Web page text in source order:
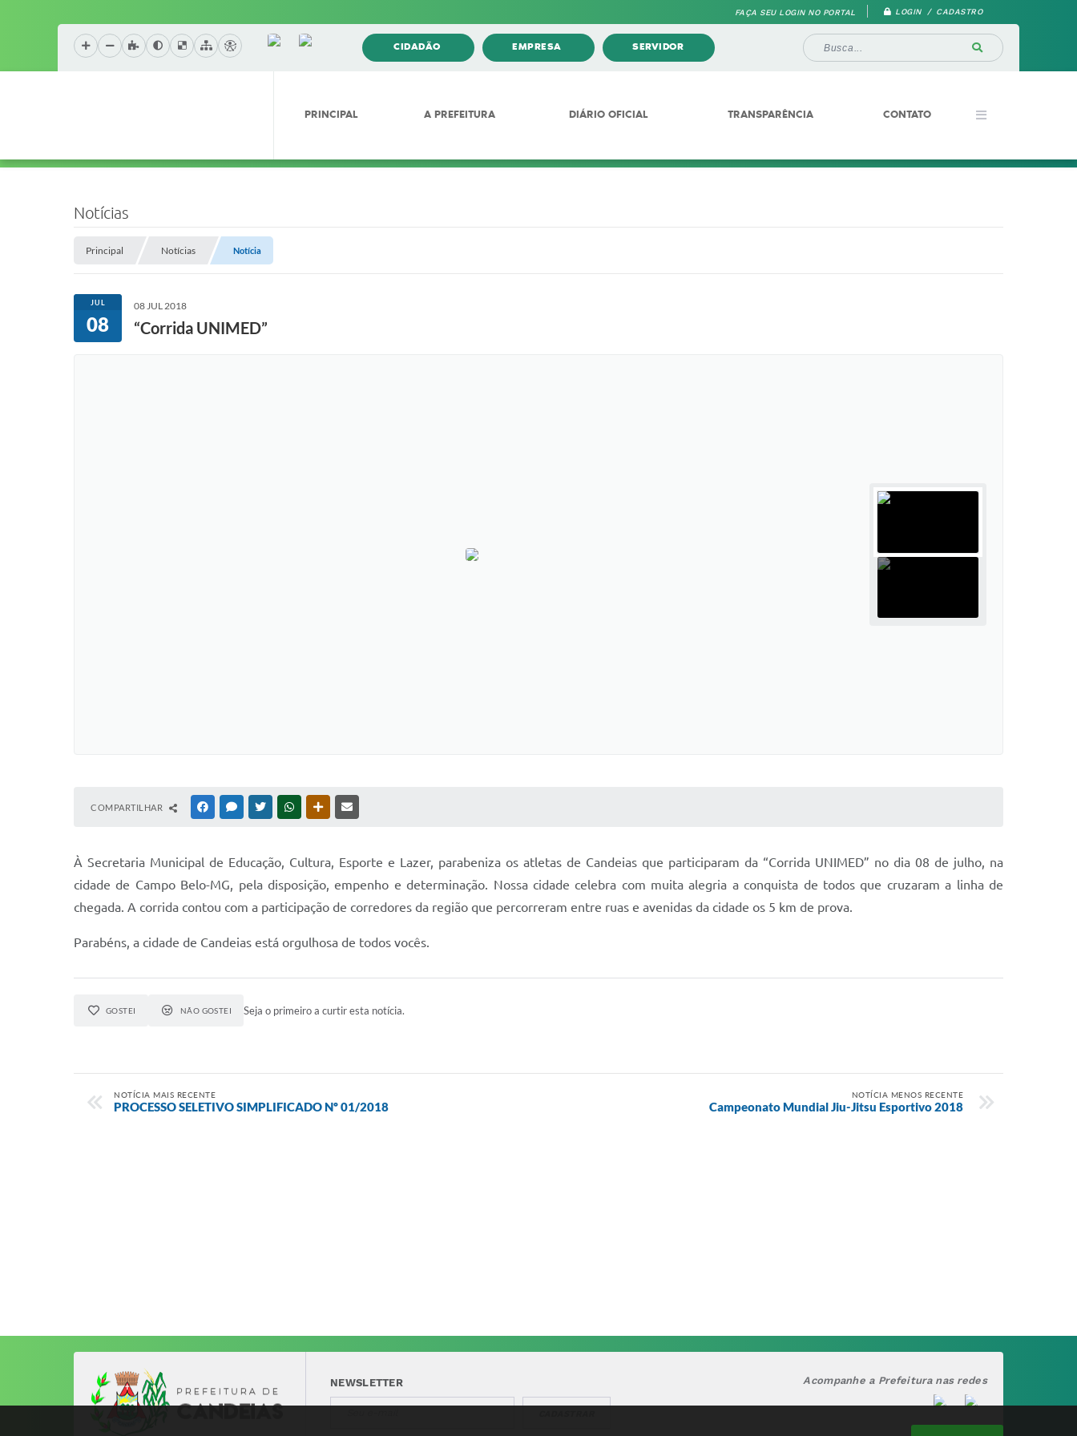
FAÇA SEU LOGIN NO PORTAL LOGIN / CADASTRO
CIDADÃO EMPRESA SERVIDOR
PRINCIPAL A PREFEITURA DIÁRIO OFICIAL TRANSPARÊNCIA CONTATO
Notícias
Principal Notícias Notícia
JUL
08
08 JUL 2018
“Corrida UNIMED”
COMPARTILHAR FACEBOOKMESSENGER
TWITTERWHATSAPPOUTRAS MÍDIAS
À Secretaria Municipal de Educação, Cultura, Esporte e Lazer, parabeniza os atletas de Candeias que participaram da “Corrida UNIMED” no dia 08 de julho, na
cidade de Campo Belo-MG, pela disposição, empenho e determinação. Nossa cidade celebra com muita alegria a conquista de todos que cruzaram a linha de
chegada. A corrida contou com a participação de corredores da região que percorreram entre ruas e avenidas da cidade os 5 km de prova.
Parabéns, a cidade de Candeias está orgulhosa de todos vocês.
GOSTEI NÃO GOSTEI Seja o primeiro a curtir esta notícia.
NOTÍCIA MAIS RECENTE
PROCESSO SELETIVO SIMPLIFICADO Nº 01/2018
NOTÍCIA MENOS RECENTE
Campeonato Mundial Jiu-Jitsu Esportivo 2018
NEWSLETTER Acompanhe a Prefeitura nas redes